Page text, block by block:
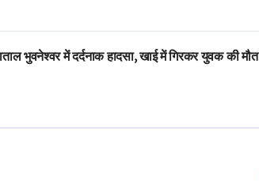
भुवनेश्वर में दर्दनाक हादसा, खाई में गिरकर युवक की मौत